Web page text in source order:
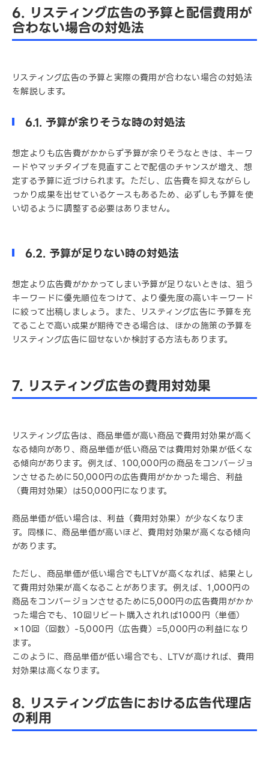
6. リスティング広告の予算と配信費用が
合わない場合の対処法
リスティング広告の予算と実際の費用が合わない場合の対処法
を解説します。
6.1. 予算が余りそうな時の対処法
想定よりも広告費がかからず予算が余りそうなときは、キーワ
ードやマッチタイプを見直すことで配信のチャンスが増え、想
定する予算に近づけられます。ただし、広告費を抑えながらし
っかり成果を出せているケースもあるため、必ずしも予算を使
い切るように調整する必要はありません。
6.2. 予算が足りない時の対処法
想定より広告費がかかってしまい予算が足りないときは、狙う
キーワードに優先順位をつけて、より優先度の高いキーワード
に絞って出稿しましょう。また、リスティング広告に予算を充
てることで高い成果が期待できる場合は、ほかの施策の予算を
リスティング広告に回せないか検討する方法もあります。
7. リスティング広告の費用対効果
リスティング広告は、商品単価が高い商品で費用対効果が高く
なる傾向があり、商品単価が低い商品では費用対効果が低くな
る傾向があります。例えば、100,000円の商品をコンバージョ
ンさせるために50,000円の広告費用がかかった場合、利益
（費用対効果）は50,000円になります。
商品単価が低い場合は、利益（費用対効果）が少なくなりま
す。同様に、商品単価が高いほど、費用対効果が高くなる傾向
があります。
ただし、商品単価が低い場合でもLTVが高くなれば、結果とし
て費用対効果が高くなることがあります。例えば、1,000円の
商品をコンバージョンさせるために5,000円の広告費用がかか
った場合でも、10回リピート購入されれば1000円（単価）
×10回（回数）-5,000円（広告費）=5,000円の利益になり
ます。
このように、商品単価が低い場合でも、LTVが高ければ、費用
対効果は高くなります。
8. リスティング広告における広告代理店
の利用